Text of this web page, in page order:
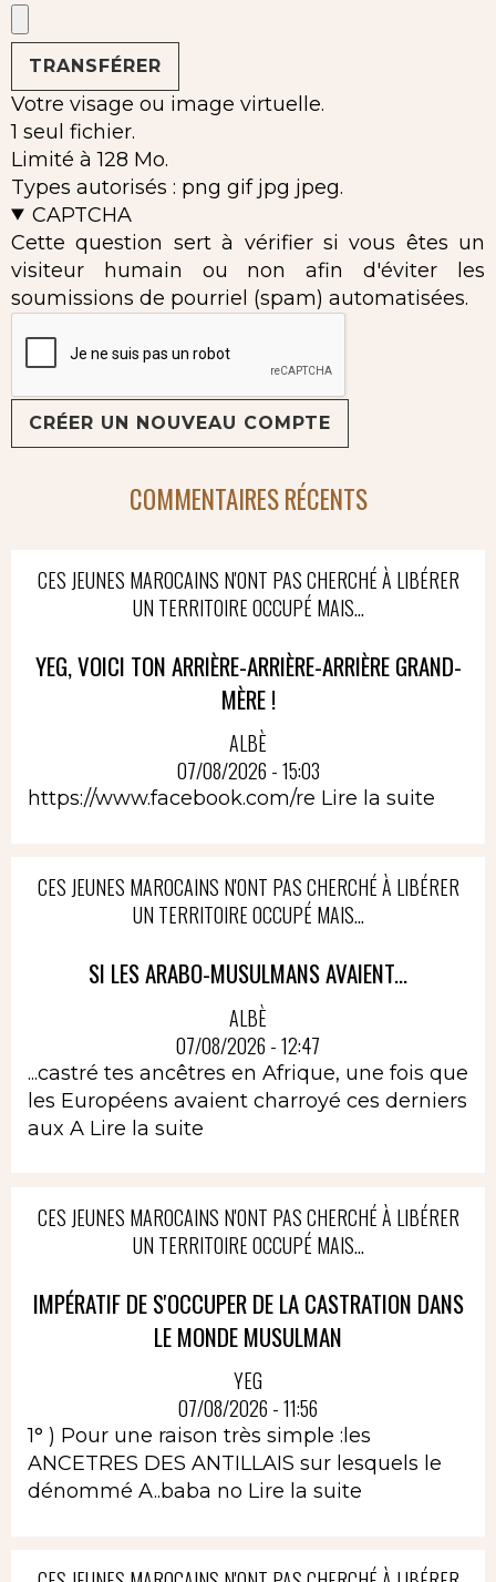
Votre visage ou image virtuelle.
1 seul fichier.
Limité à 128 Mo.
Types autorisés : png gif jpg jpeg.
CAPTCHA
Cette question sert à vérifier si vous êtes un
visiteur humain ou non afin d'éviter les
soumissions de pourriel (spam) automatisées.
COMMENTAIRES RÉCENTS
CES JEUNES MAROCAINS N'ONT PAS CHERCHÉ À LIBÉRER
UN TERRITOIRE OCCUPÉ MAIS...
YEG, VOICI TON ARRIÈRE-ARRIÈRE-ARRIÈRE GRAND-
MÈRE !
ALBÈ
07/08/2026 - 15:03
https://www.facebook.com/re Lire la suite
CES JEUNES MAROCAINS N'ONT PAS CHERCHÉ À LIBÉRER
UN TERRITOIRE OCCUPÉ MAIS...
SI LES ARABO-MUSULMANS AVAIENT...
ALBÈ
07/08/2026 - 12:47
...castré tes ancêtres en Afrique, une fois que
les Européens avaient charroyé ces derniers
aux A Lire la suite
CES JEUNES MAROCAINS N'ONT PAS CHERCHÉ À LIBÉRER
UN TERRITOIRE OCCUPÉ MAIS...
IMPÉRATIF DE S'OCCUPER DE LA CASTRATION DANS
LE MONDE MUSULMAN
YEG
07/08/2026 - 11:56
1° ) Pour une raison très simple :les
ANCETRES DES ANTILLAIS sur lesquels le
dénommé A..baba no Lire la suite